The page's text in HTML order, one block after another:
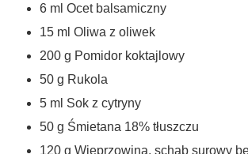
6 ml Ocet balsamiczny
15 ml Oliwa z oliwek
200 g Pomidor koktajlowy
50 g Rukola
5 ml Sok z cytryny
50 g Śmietana 18% tłuszczu
120 g Wieprzowina, schab surowy